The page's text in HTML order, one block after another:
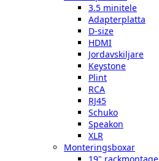
3.5 minitele
Adapterplatta
D-size
HDMI
Jordavskiljare
Keystone
Plint
RCA
RJ45
Schuko
Speakon
XLR
Monteringsboxar